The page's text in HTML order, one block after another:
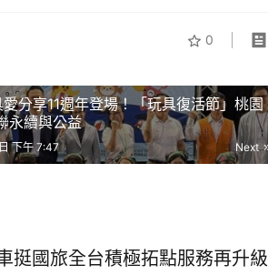
0
分享11週年登場！「玩具復活節」桃園
永續與公益
Next
下午 7:47
挺國旅全台積極拓點服務再升級